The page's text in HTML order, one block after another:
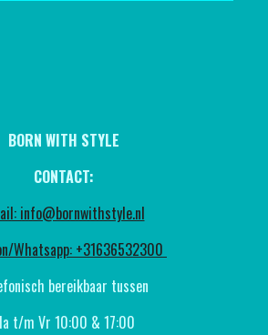
BORN WITH STYLE
CONTACT:
info@bornwithstyle.nl
Whatsapp: +31636532300
bereikbaar tussen
t/m Vr 10:00 & 17:00